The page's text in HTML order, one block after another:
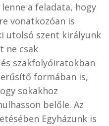
a feladata, hogy
vonatkozóan is
utolsó szent királyunk
ne csak
szakfolyóiratokban
formában is,
sokakhoz
belőle. Az
Egyházunk is